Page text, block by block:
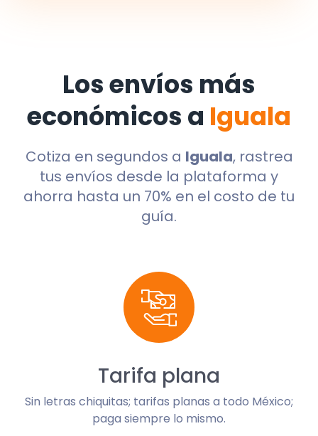
Los envíos más
económicos a Iguala
Cotiza en segundos a Iguala, rastrea
tus envíos desde la plataforma y
ahorra hasta un 70% en el costo de tu
guía.
Tarifa plana
Sin letras chiquitas; tarifas planas a todo México;
paga siempre lo mismo.